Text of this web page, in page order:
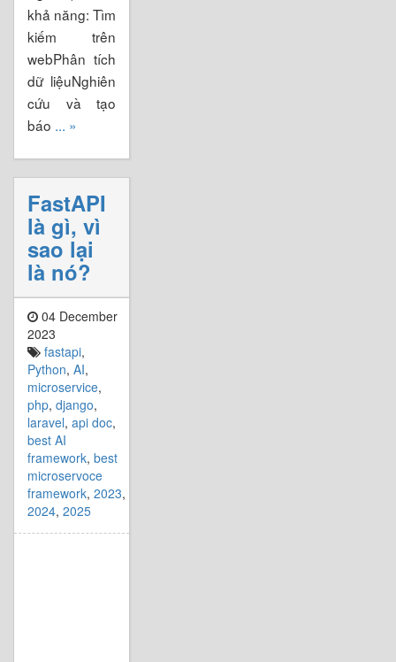
khả năng: Tìm
kiếm trên
webPhân tích
dữ liệuNghiên
cứu và tạo
báo ... »
FastAPI
là gì, vì
sao lại
là nó?
04 December
2023
fastapi,
Python, AI,
microservice,
php, django,
laravel, api doc,
best AI
framework, best
microservoce
framework, 2023,
2024, 2025